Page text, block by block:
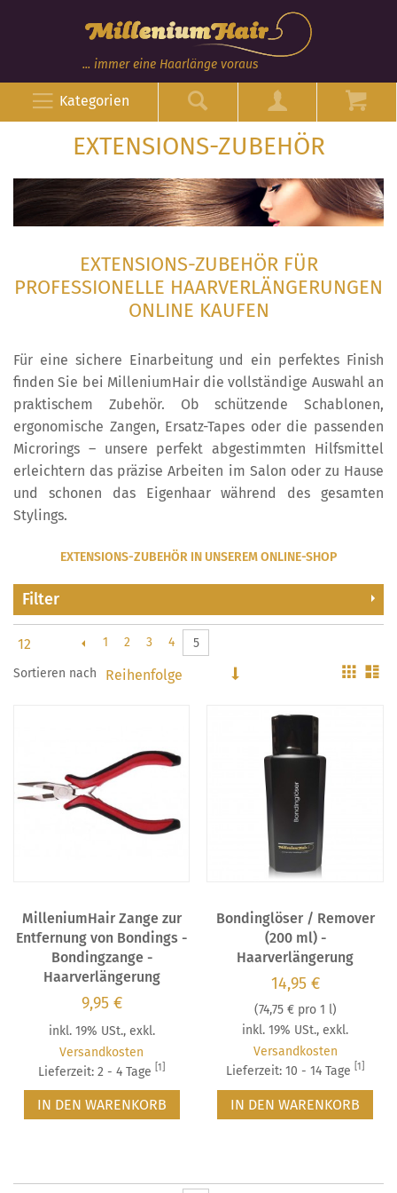
... immer eine Haarlänge voraus
Kategorien
EXTENSIONS-ZUBEHÖR
EXTENSIONS-ZUBEHÖR FÜR
PROFESSIONELLE HAARVERLÄNGERUNGEN
ONLINE KAUFEN
Für eine sichere Einarbeitung und ein perfektes Finish
finden Sie bei MilleniumHair die vollständige Auswahl an
praktischem Zubehör. Ob schützende Schablonen,
ergonomische Zangen, Ersatz-Tapes oder die passenden
Microrings – unsere perfekt abgestimmten Hilfsmittel
erleichtern das präzise Arbeiten im Salon oder zu Hause
und schonen das Eigenhaar während des gesamten
Stylings.
EXTENSIONS-ZUBEHÖR IN UNSEREM ONLINE-SHOP
Filter
1 2 3 4 5
Sortieren nach
Gitter
MilleniumHair Zange zur
Entfernung von Bondings -
Bondingzange -
Haarverlängerung
9,95 €
inkl. 19% USt., exkl.
Versandkosten
Lieferzeit: 2 - 4 Tage [1]
IN DEN WARENKORB
Bondinglöser / Remover
(200 ml) -
Haarverlängerung
14,95 €
(74,75 €pro 1 l)
inkl. 19% USt.,exkl.
Versandkosten
Lieferzeit: 10 - 14 Tage [1]
IN DEN WARENKORB